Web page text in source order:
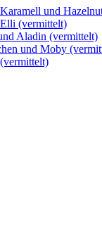
und
(vermittelt)
Aladin (vermittelt)
und Moby